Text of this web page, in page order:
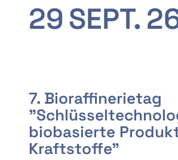
29SEPT.
7. Bioraffinerietag
biobasierte
Kraftstoffe"